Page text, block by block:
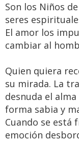
Son los Niños
seres
El amor los
cambiar al
Quien quiera
su mirada. La
desnuda el
forma sabia y
Cuando se está
emoción